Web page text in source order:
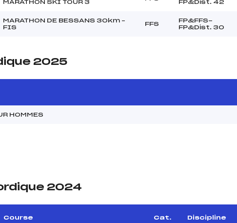
MARATHON SKI TOUR 3
FP&Dist. 42
MARATHON DE BESSANS 30km –
FIS
FFS
FP&FFS-
FP&Dist. 30
2025
HOMMES
2024
Course Cat. Discipline